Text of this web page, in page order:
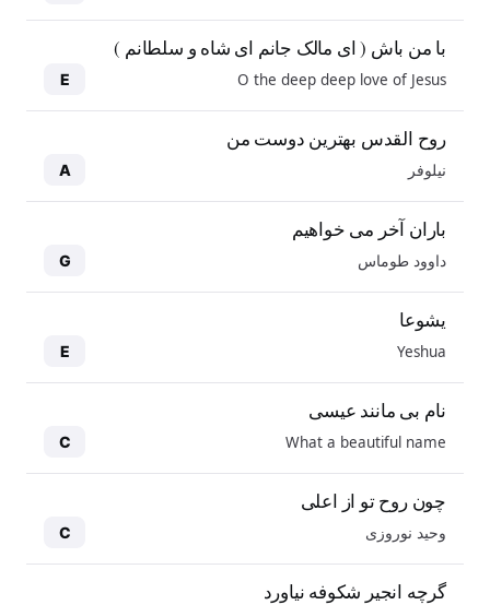
با من باش ( ای مالک جانم ای شاه و سلطانم )
O the deep deep love of Jesus
E
روح القدس بهترین دوست من
نیلوفر A
باران آخر می خواهیم
داوود طوماس G
یشوعا
Yeshua
E
نام بی مانند عیسی
What a beautiful name
C
چون روح تو از اعلی
وحید نوروزی C
گرچه انجیر شکوفه نیاورد